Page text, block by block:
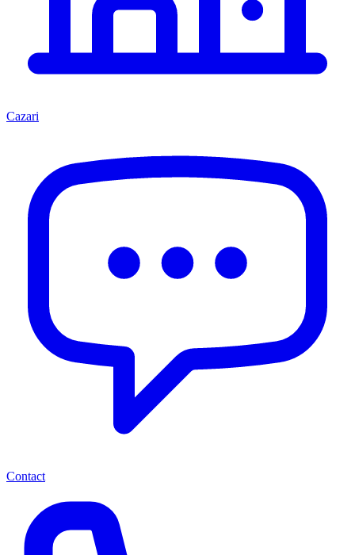
Cazari
Contact